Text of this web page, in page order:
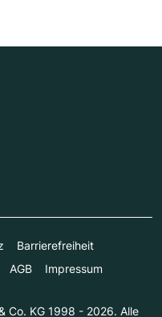
Barrierefreiheit
AGB Impressum
Co. KG 1998 - 2026. Alle